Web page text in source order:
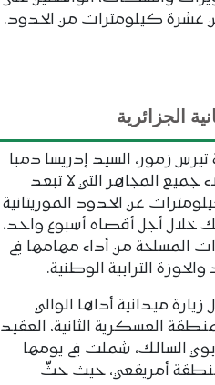
عشرة كيلومترات من الحدود.
الجزائرية
تيرس زمور، السيد إدريسا دمبا
جميع المجاهر التي لا تبعد
10 كيلومترات عن الحدود الموريتانية
خلال أجل أقصاه أسبوع واحد،
المسلحة من أداء مهامها في
الترابية الوطنية.
ميدانية أداها الوالي
العسكرية الثانية، العقيد
السالك، شملت في يومها
منطقة أمريقعي، حيث حثّ